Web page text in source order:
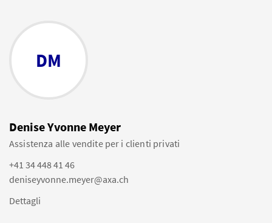
DM
Denise Yvonne Meyer
Assistenza alle vendite per i clienti privati
+41 34 448 41 46
deniseyvonne.meyer@axa.ch
Dettagli